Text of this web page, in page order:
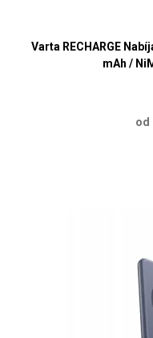
Varta RECHARGE
mAh /
od